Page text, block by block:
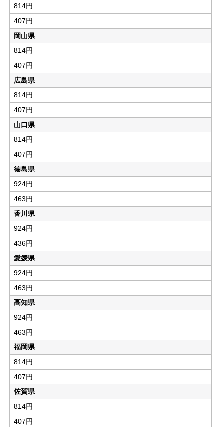
814円
407円
岡山県
814円
407円
広島県
814円
407円
山口県
814円
407円
徳島県
924円
463円
香川県
924円
436円
愛媛県
924円
463円
高知県
924円
463円
福岡県
814円
407円
佐賀県
814円
407円